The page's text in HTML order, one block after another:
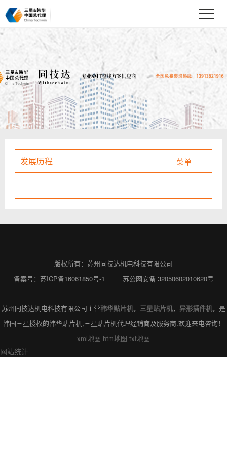
发展历程 菜单 
版权所有：苏州同技达机电科技有限公司
备案号： 苏ICP备16061850号-1 苏公网安备 32050602010620号
苏州同技达机电科技有限公司主营韩华贴片机， 三星贴片机， 异形插件机，是
韩国三星授权的韩华贴片机,三星贴片机代理经销商及服务商.欢迎来电咨询！
xml地图 htm地图 txt地图
网站统计